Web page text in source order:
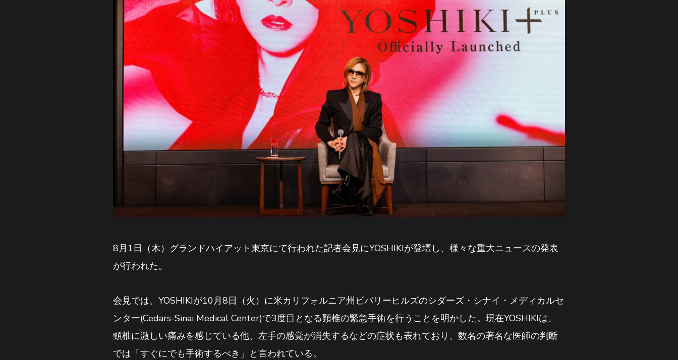
8月1日（木）グランドハイアット東京にて行われた記者会見にYOSHIKIが登壇し、様々な重大ニュースの発表
が行われた。
会見では、YOSHIKIが10月8日（火）に米カリフォルニア州ビバリーヒルズのシダーズ・シナイ・メディカルセ
ンター(Cedars-Sinai Medical Center)で3度目となる頸椎の緊急手術を行うことを明かした。現在YOSHIKIは、
頸椎に激しい痛みを感じている他、左手の感覚が消失するなどの症状も表れており、数名の著名な医師の判断
では「すぐにでも手術するべき」と言われている。